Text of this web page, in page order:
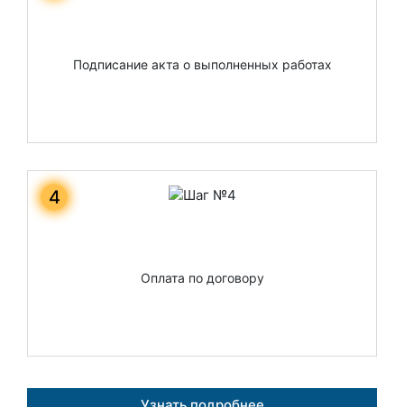
Подписание акта о выполненных работах
Оплата по договору
4